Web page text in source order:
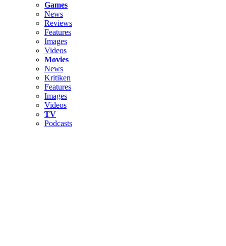
Games
News
Reviews
Features
Images
Videos
Movies
News
Kritiken
Features
Images
Videos
TV
Podcasts